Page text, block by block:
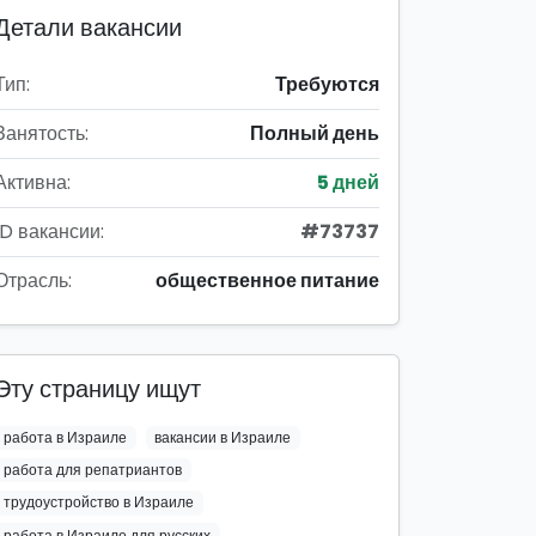
вакансии
Требуются
Полный день
5 дней
вакансии:
#73737
общественное питание
страницу ищут
работа в Израиле
вакансии в Израиле
работа для репатриантов
трудоустройство в Израиле